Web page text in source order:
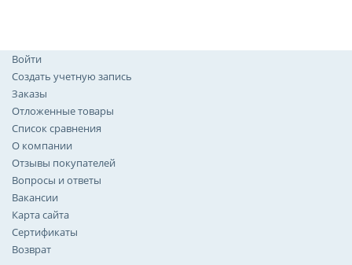
Войти
Создать учетную запись
Заказы
Отложенные товары
Список сравнения
О компании
Отзывы покупателей
Вопросы и ответы
Вакансии
Карта сайта
Сертификаты
Возврат